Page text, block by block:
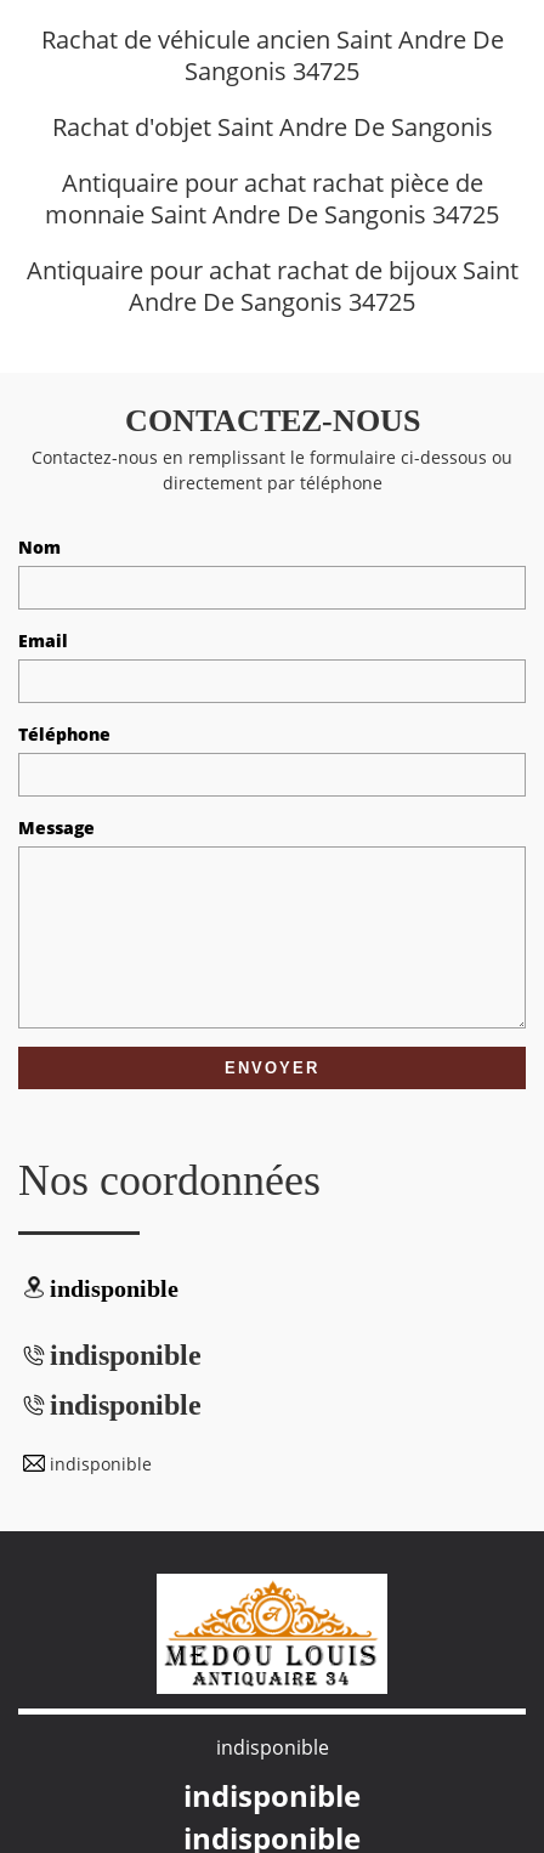
Rachat de véhicule ancien Saint Andre De
Sangonis 34725
Rachat d'objet Saint Andre De Sangonis
Antiquaire pour achat rachat pièce de
monnaie Saint Andre De Sangonis 34725
Antiquaire pour achat rachat de bijoux Saint
Andre De Sangonis 34725
CONTACTEZ-NOUS
Contactez-nous en remplissant le formulaire ci-dessous ou
directement par téléphone
Nom
Email
Téléphone
Message
Nos coordonnées
indisponible
indisponible
indisponible
indisponible
indisponible
indisponible
indisponible